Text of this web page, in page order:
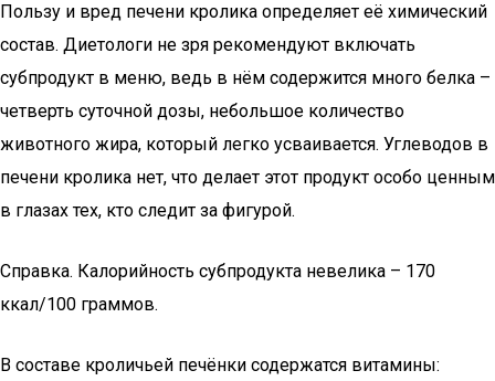
Пользу и вред печени кролика определяет её химический
состав. Диетологи не зря рекомендуют включать
субпродукт в меню, ведь в нём содержится много белка –
четверть суточной дозы, небольшое количество
животного жира, который легко усваивается. Углеводов в
печени кролика нет, что делает этот продукт особо ценным
в глазах тех, кто следит за фигурой.
Справка. Калорийность субпродукта невелика – 170
ккал/100 граммов.
В составе кроличьей печёнки содержатся витамины: